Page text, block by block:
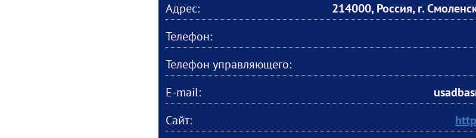
Адрес:
214000, Россия, г.
Телефон:
Телефон управляющего:
E-mail:
Сайт: